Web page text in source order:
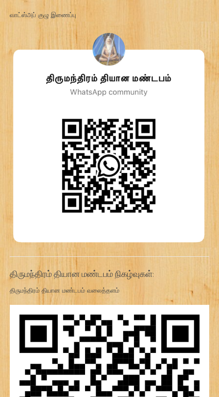
வாட்ஸ்அப் குழு இணைப்பு
திருமந்திரம் தியான மண்டபம் நிகழ்வுகள்:
திருமந்திரம் தியான மண்டபம் வலைத்தளம்